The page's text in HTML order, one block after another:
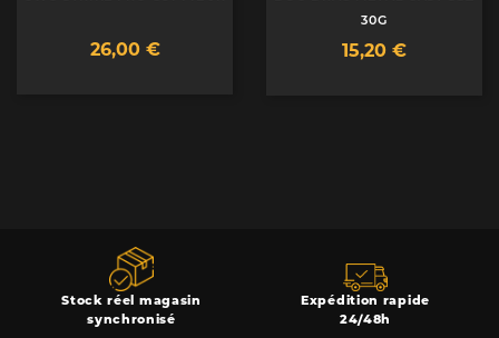
26,00 €
30G
15,20 €
Stock réel magasin
synchronisé
Expédition rapide
24/48h